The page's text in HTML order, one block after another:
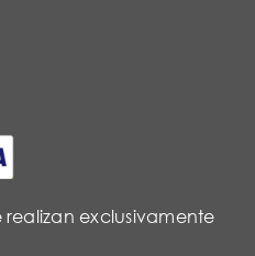
realizan exclusivamente